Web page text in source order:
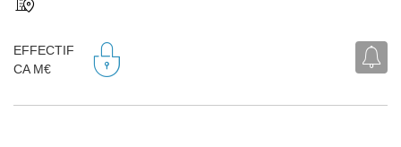
EFFECTIF
CA M€